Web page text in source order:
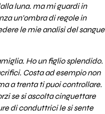
luna. ma mi guardi in
un'ombra di regole in
le mie analisi del sangue
Ho un figlio splendido.
Costa ad esempio non
a trenta ti puoi controllare.
se si ascolta cinguettare
di conduttrici le si sente